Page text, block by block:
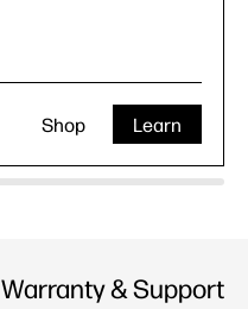
Learn
Shop
Warranty & Support